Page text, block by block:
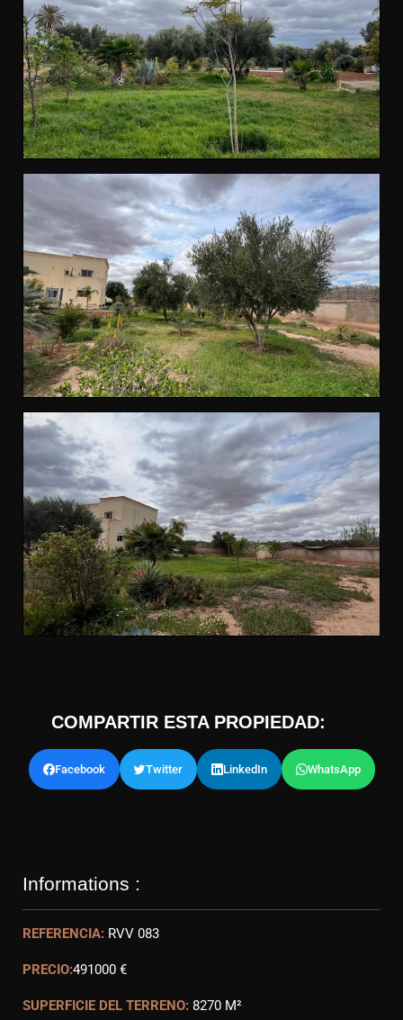
COMPARTIR ESTA PROPIEDAD:
Facebook Twitter LinkedIn WhatsApp
Informations :
REFERENCIA: RVV 083
PRECIO:491000 €
SUPERFICIE DEL TERRENO: 8270 M²